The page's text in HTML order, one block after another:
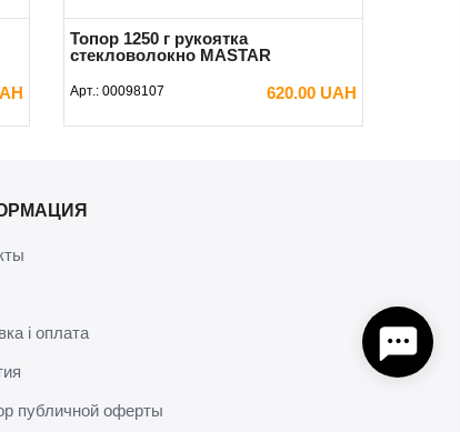
Топор 1250 г рукоятка
стекловолокно MASTAR
Арт.: 00098107 620.00 UAH
В КОРЗИНУ
і оплата
публичной оферты